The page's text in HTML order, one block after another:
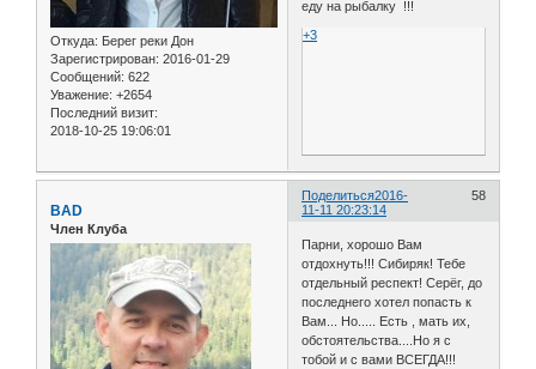
Откуда: Берег реки Дон
Зарегистрирован: 2016-01-29
Сообщений: 622
Уважение: +2654
Последний визит:
2018-10-25 19:06:01
еду на рыбалку !!!
+3
Поделиться 58
2016-
11-11 20:23:14
BAD
Член Клуба
Парни, хорошо Вам
отдохнуть!!! Сибиряк! Тебе
отдельный респект! Серёг, до
последнего хотел попасть к
Вам... Но..... Есть , мать их,
обстоятельства....Но я с
тобой и с вами ВСЕГДА!!!